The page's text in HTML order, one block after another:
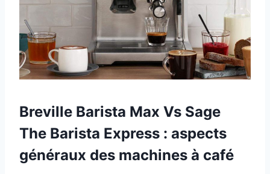
Breville Barista Max Vs Sage
The Barista Express : aspects
généraux des machines à café